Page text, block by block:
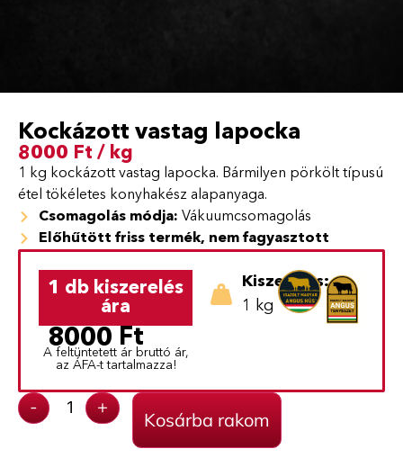
Kockázott vastag lapocka
8000 Ft / kg
1 kg kockázott vastag lapocka. Bármilyen pörkölt típusú
étel tökéletes konyhakész alapanyaga.
Csomagolás módja: Vákuumcsomagolás
Előhűtött friss termék, nem fagyasztott
1 db kiszerelés
ára
8000 Ft
A feltüntetett ár bruttó ár,
az ÁFA-t tartalmazza!
Kiszerelés:
1 kg
- +
Kosárba rakom